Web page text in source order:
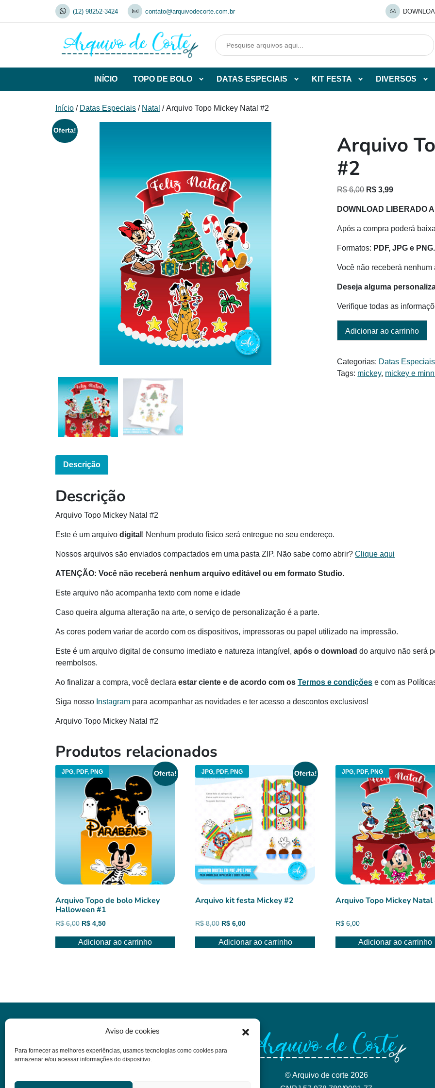
Aviso de cookies
Para fornecer as melhores experiências, usamos tecnologias como cookies para
armazenar e/ou acessar informações do dispositivo.
(12) 98252-3424 contato@arquivodecorte.com.br
INÍCIO TOPO DE BOLO
de
DATAS ESPECIAIS KIT FESTA DIVERSOS
Início / Datas Especiais / Natal / Arquivo Topo Mickey Natal #2
Oferta!
Arquivo
#2
R$6,00 O
original
R$ 3,99O
atual
DOWNLOAD LIBERADO
Após a compra poderá
Formatos: PDF, JPG e PNG.
Você não receberá
Deseja alguma
Verifique todas as
Adicionar ao carrinho
Categorias: Datas Especiais
Tags: mickey, mickey e
Descrição
Descrição
Arquivo Topo Mickey Natal #2
Este é um arquivo digital ! Nenhum produto físico será entregue no seu endereço.
Nossos arquivos são enviados compactados em uma pasta ZIP. Não sabe como abrir? Clique aqui
ATENÇÃO: Você não receberá nenhum arquivo editável ou em formato Studio.
Este arquivo não acompanha texto com nome e idade
Caso queira alguma alteração na arte, o serviço de personalização é a parte.
As cores podem variar de acordo com os dispositivos, impressoras ou papel utilizado na impressão.
Este é um arquivo digital de consumo imediato e natureza intangível, após o download do arquivo não será
reembolsos.
Ao finalizar a compra, você declara estar ciente e de acordo com os Termos e condições e com as
Siga nosso Instagram para acompanhar as novidades e ter acesso a descontos exclusivos!
Arquivo Topo Mickey Natal #2
Produtos relacionados
JPG, PDF, PNG Oferta!
Arquivo Topo de bolo Mickey
Halloween #1
R$6,00 O
original
R$ 4,50O
atual
Adicionar ao carrinho
JPG, PDF, PNG Oferta!
Arquivo kit festa Mickey #2
R$8,00 O
original
R$ 6,00O
atual
Adicionar ao carrinho
JPG, PDF, PNG
Arquivo Topo Mickey Natal
R$6,00
Adicionar ao carrinho
Informações
Dúvidas
Política de privacidade
© Arquivo de corte 2026